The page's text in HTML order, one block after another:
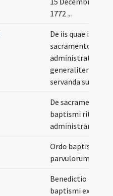
1772 ...
De iis quae in
sacramentorum
administratione
generaliter
servanda sunt
De sacramento
baptismi rite
administrando
Ordo baptismi
parvulorum
Benedictio fontis
baptismi extra